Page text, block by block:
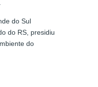
do Sul
do RS, presidiu
do